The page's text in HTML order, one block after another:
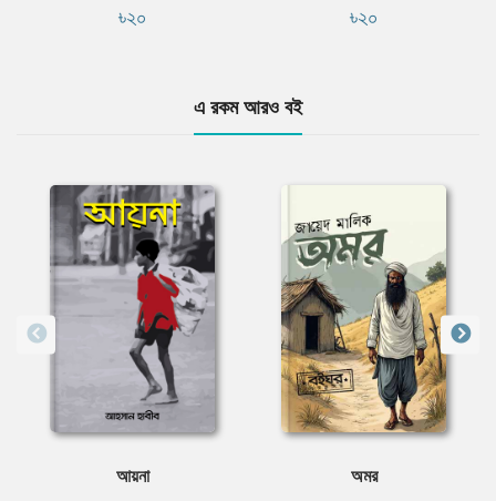
৳২০ ৳২০
এ রকম আরও বই
আয়না অমর